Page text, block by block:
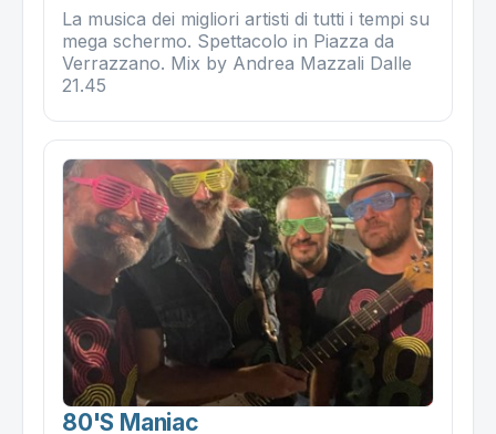
La musica dei migliori artisti di tutti i tempi su
mega schermo. Spettacolo in Piazza da
Verrazzano. Mix by Andrea Mazzali Dalle
21.45
80's Maniac